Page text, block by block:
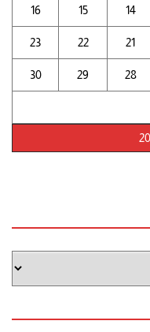
14
15
16
21
22
23
28
29
30